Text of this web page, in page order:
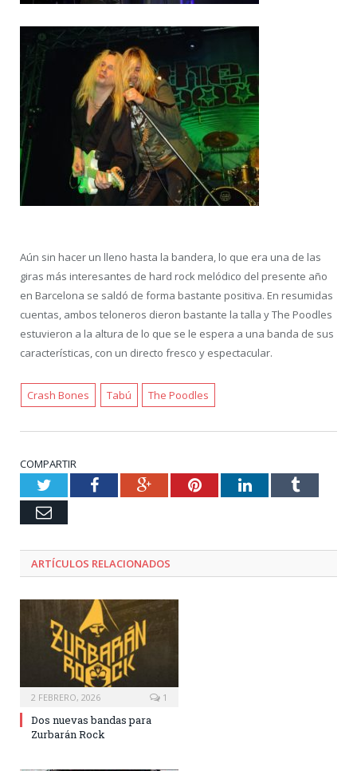
Aún sin hacer un lleno hasta la bandera, lo que era una de las
giras más interesantes de hard rock melódico del presente año
en Barcelona se saldó de forma bastante positiva. En resumidas
cuentas, ambos teloneros dieron bastante la talla y The Poodles
estuvieron a la altura de lo que se le espera a una banda de sus
características, con un directo fresco y espectacular.
Crash Bones Tabú The Poodles
COMPARTIR
TwitterFacebookGoogle+PinterestLinkedInTumblr
Email
ARTÍCULOS RELACIONADOS
2 FEBRERO, 2026 1
Dos nuevas bandas para
Zurbarán Rock